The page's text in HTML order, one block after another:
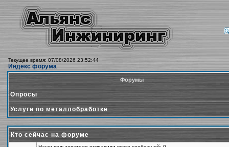
Текущее время: 07/08/2026 23:52:44
Индекс форума
Форумы
Опросы
Услуги по металлобработке
Кто сейчас на форуме